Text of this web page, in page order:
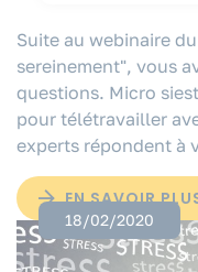
Suite au webinaire
sereinement", vous
questions. Micro
pour télétravailler
experts répondent à
EN SAVOIR
18/02/2020